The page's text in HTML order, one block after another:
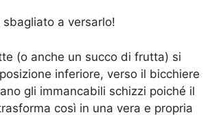
a versarlo!
(o anche un succo di frutta) si
inferiore, verso il bicchiere
gli immancabili schizzi poiché il
così in una vera e propria